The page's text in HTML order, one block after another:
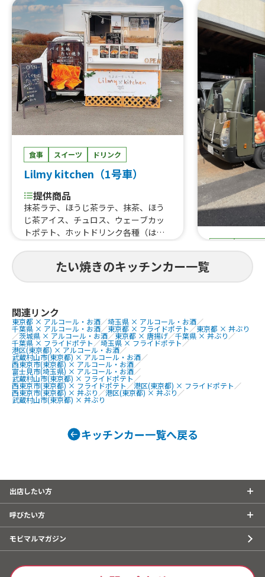
ハットグ、ポテトチーズハットグ、チー
ズボール、チヂミ、チキンナゲット、
ソトックソトック、肉巻きおにぎり、ア
メリカンドッグ、旨からBOX(しょう
ゆ・しお・みそ・南蛮・油淋鶏・めん
たいマヨ・スイートチリ)、旨から丼、
牛カルビ丼、缶ビール、オレンジジュ
ース100%、パイナップルジュース10
0%、ハイボール・コークハイ・ジンジ
ャーハイ、韓国ドリンク
食事 スイーツ ドリンク
Lilmy kitchen（1号車）
提供商品
抹茶ラテ、ほうじ茶ラテ、抹茶、ほう
じ茶アイス、チュロス、ウェーブカッ
トポテト、ホットドリンク各種（はち
ット、パイ生地たい焼き2個セット、ホ
ットドリンク各種（抹茶カプチーノ、
たい焼き、パイ生地たい焼き カスター
ド、パイ生地たい焼き あんこ、パイ生
地たい焼き チョコ、パイ生地たい焼
き 抹茶、パイ生地たい焼き お芋、イカ
焼き、豚焼き、海鮮ミックス焼き、イカ
焼き、豚焼き、海鮮ミックス焼き、ドリ
ンク各種（レモネード、レモンスカッ
シュ、ソーダードリンクなど）、フロ
ートドリンク各種
FOOD
提供商品
たい焼きのキッチンカー一覧
関連リンク
東京都 × アルコール・お酒／埼玉県 × アルコール・お酒／
千葉県 × アルコール・お酒／東京都 × フライドポテト／東京都 × 丼ぶり
／茨城県 × アルコール・お酒／東京都 × 唐揚げ／千葉県 × 丼ぶり／
千葉県 × フライドポテト ／埼玉県 × フライドポテト／
港区(東京都) × アルコール・お酒／
武蔵村山市(東京都) × アルコール・お酒／
西東京市(東京都) × アルコール・お酒／
富士見市(埼玉県) × アルコール・お酒／
武蔵村山市(東京都) × フライドポテト／
西東京市(東京都) × フライドポテト ／港区(東京都) × フライドポテト ／
西東京市(東京都) × 丼ぶり ／港区(東京都) × 丼ぶり ／
武蔵村山市(東京都) × 丼ぶり
キッチンカー一覧へ戻る
出店したい方
呼びたい方
モビマルマガジン